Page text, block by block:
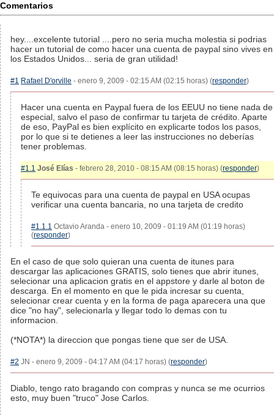
Comentarios
hey....excelente tutorial ....pero no seria mucha molestia si podrias
hacer un tutorial de como hacer una cuenta de paypal sino vives en
los Estados Unidos... seria de gran utilidad!
#1 Rafael D'orville - enero 9, 2009 - 02:15 AM (02:15 horas) (responder)
Hacer una cuenta en Paypal fuera de los EEUU no tiene nada de
especial, salvo el paso de confirmar tu tarjeta de crédito. Aparte
de eso, PayPal es bien explícito en explicarte todos los pasos,
por lo que si te detienes a leer las instrucciones no deberías
tener problemas.
#1.1 José Elías - febrero 28, 2010 - 08:15 AM (08:15 horas) (responder)
Te equivocas para una cuenta de paypal en USA ocupas
verificar una cuenta bancaria, no una tarjeta de credito
#1.1.1 Octavio Aranda - enero 10, 2009 - 01:19 AM (01:19 horas)
(responder)
En el caso de que solo quieran una cuenta de itunes para
descargar las aplicaciones GRATIS, solo tienes que abrir itunes,
selecionar una aplicacion gratis en el appstore y darle al boton de
descarga. En el momento en que le pida incresar su cuenta,
selecionar crear cuenta y en la forma de paga aparecera una que
dice "no hay", selecionarla y llegar todo lo demas con tu
informacion.
(*NOTA*) la direccion que pongas tiene que ser de USA.
#2 JN - enero 9, 2009 - 04:17 AM (04:17 horas) (responder)
Diablo, tengo rato bragando con compras y nunca se me ocurrios
esto, muy buen "truco" Jose Carlos.